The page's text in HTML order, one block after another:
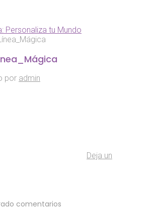
Personaliza tu Mundo
por admin
Deja un
comentarios